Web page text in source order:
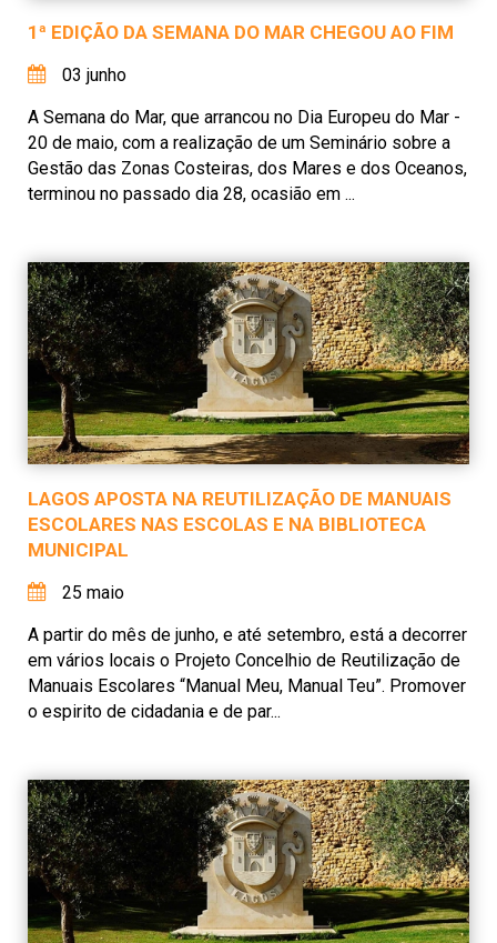
1ª EDIÇÃO DA SEMANA DO MAR CHEGOU AO FIM
03 junho
A Semana do Mar, que arrancou no Dia Europeu do Mar -
20 de maio, com a realização de um Seminário sobre a
Gestão das Zonas Costeiras, dos Mares e dos Oceanos,
terminou no passado dia 28, ocasião em ...
LAGOS APOSTA NA REUTILIZAÇÃO DE MANUAIS
ESCOLARES NAS ESCOLAS E NA BIBLIOTECA
MUNICIPAL
25 maio
A partir do mês de junho, e até setembro, está a decorrer
em vários locais o Projeto Concelhio de Reutilização de
Manuais Escolares “Manual Meu, Manual Teu”. Promover
o espirito de cidadania e de par...